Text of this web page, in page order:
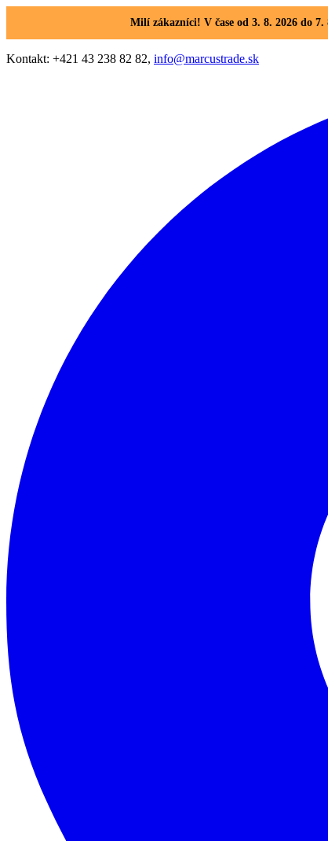
Milí zákazníci! V čase od 3. 8. 2026 do
Kontakt: +421 43 238 82 82, info@marcustrade.sk